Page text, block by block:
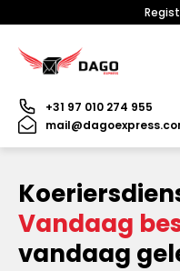
+31 97 010 274 955
Vandaag
vandaag